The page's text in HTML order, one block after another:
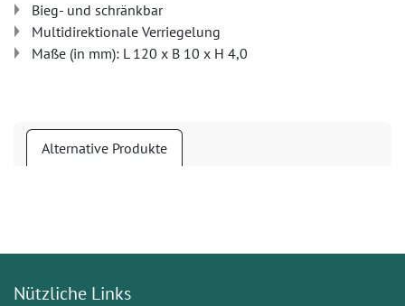
Bieg- und schränkbar
Multidirektionale Verriegelung
Maße (in mm): L 120 x B 10 x H 4,0
Alternative Produkte
Nützliche Links